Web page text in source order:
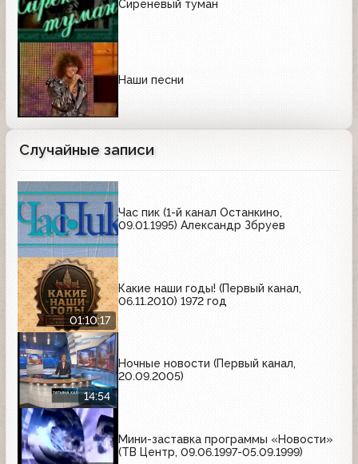
Сиреневый туман
Наши песни
Случайные записи
Час пик (1-й канал Останкино,
09.01.1995) Александр Збруев
01:10:17
Какие наши годы! (Первый канал,
06.11.2010) 1972 год
14:54
Ночные новости (Первый канал,
20.09.2005)
Мини-заставка программы «Новости»
(ТВ Центр, 09.06.1997-05.09.1999)